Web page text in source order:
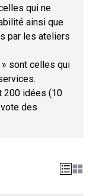
qui ne
ainsi que
par les ateliers
» sont celles qui
200 idées (10
des